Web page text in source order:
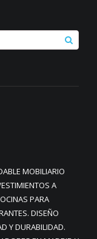
MOBILIARIO
A
PARA
DISEÑO
Y DURABILIDAD.